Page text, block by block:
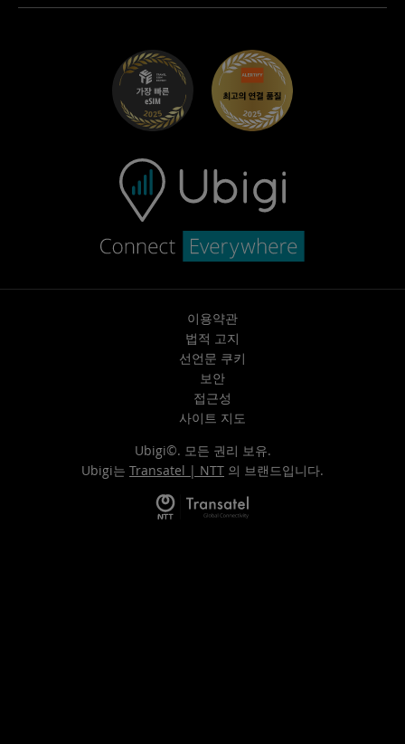
Maserati용 Ubigi
이용약관
법적 고지
선언문 쿠키
보안
접근성
사이트 지도
Ubigi©. 모든 권리 보유.
Ubigi는 Transatel | NTT 의 브랜드입니다.